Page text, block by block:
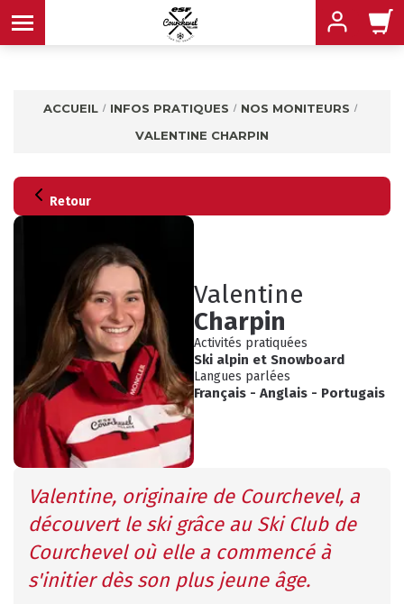
MENU
INFOS PRATIQUES
MENU
CONSEILS
MENU
AGENDA
ANIMATIONS
MENU
ACCUEIL INFOS PRATIQUES
NOS MONITEURS
VALENTINE CHARPIN
Retour
Valentine
Charpin
Activités pratiquées
Ski alpin et Snowboard
Langues parlées
Français - Anglais - Portugais
Valentine, originaire de Courchevel, a
découvert le ski grâce au Ski Club de
Courchevel où elle a commencé à
s'initier dès son plus jeune âge.